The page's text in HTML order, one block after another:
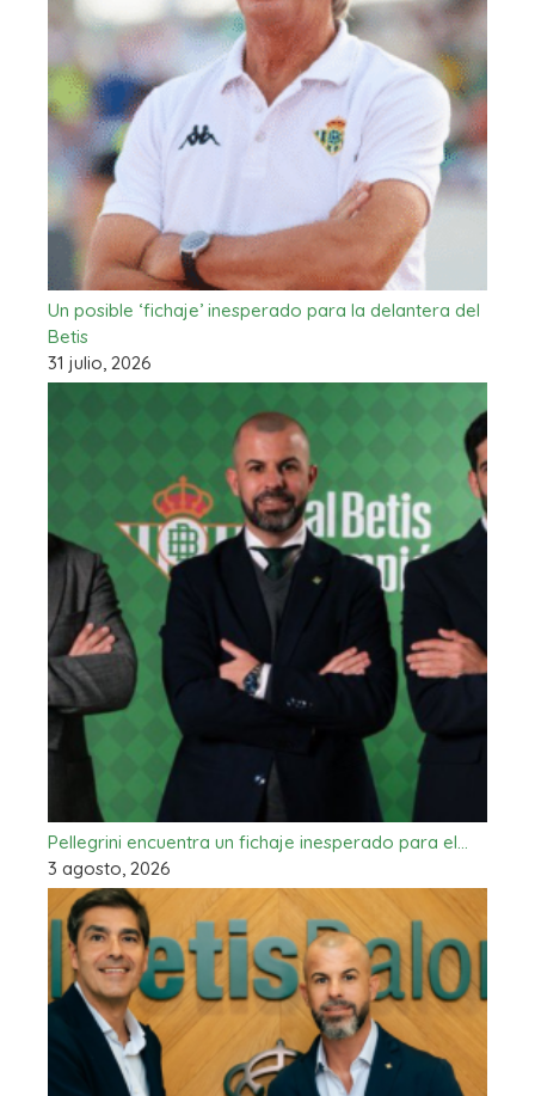
Un posible ‘fichaje’ inesperado para la delantera del
Betis
31 julio, 2026
Pellegrini encuentra un fichaje inesperado para el…
3 agosto, 2026